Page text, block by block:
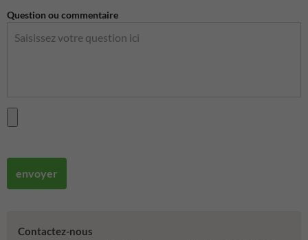
Question ou commentaire
envoyer
Contactez-nous